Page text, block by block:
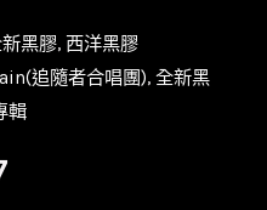
黑膠, 西洋黑膠
追隨者合唱團), 全新黑
輯
目